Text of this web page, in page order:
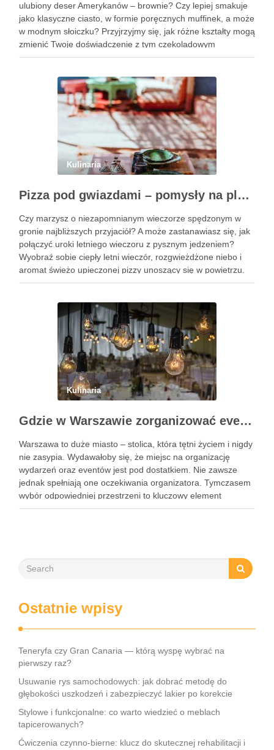
ulubiony deser Amerykanów – brownie? Czy lepiej smakuje
jako klasyczne ciasto, w formie poręcznych muffinek, a może
w modnym słoiczku? Przyjrzyjmy się, jak różne kształty mogą
zmienić Twoje doświadczenie z tym czekoladowym
przysmakiem. Podobne wpisy Trzy pomysły na wykwintne
Kulinaria
Pizza pod gwiazdami – pomysły na plenerowy wieczór z przyjaciółmi
Czy marzysz o niezapomnianym wieczorze spędzonym w
gronie najbliższych przyjaciół? A może zastanawiasz się, jak
połączyć uroki letniego wieczoru z pysznym jedzeniem?
Wyobraź sobie ciepły letni wieczór, rozgwieżdżone niebo i
aromat świeżo upieczonej pizzy unoszący się w powietrzu.
Brzmi kusząco, prawda? W tym artykule pokażę Ci, jak
Kulinaria
Gdzie w Warszawie zorganizować event?
Warszawa to duże miasto – stolica, która tętni życiem i nigdy
nie zasypia. Wydawałoby się, że miejsc na organizację
wydarzeń oraz eventów jest pod dostatkiem. Nie zawsze
jednak spełniają one oczekiwania organizatora. Tymczasem
wybór odpowiedniej przestrzeni to kluczowy element
organizacji każdego wydarzenia. Podpowiadamy zatem,
Ostatnie wpisy
Teneryfa czy Gran Canaria — którą wyspę wybrać na
pierwszy raz?
Usuwanie rys samochodowych: jak dobrać metodę do
głębokości uszkodzeń i zabezpieczyć lakier po korekcie
Stylowe i funkcjonalne: co warto wiedzieć o meblach
tapicerowanych?
Ćwiczenia czynno-bierne: klucz do skutecznej rehabilitacji i